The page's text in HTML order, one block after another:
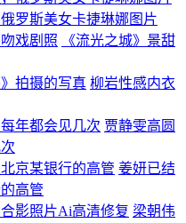
罗斯美女卡捷琳娜图片
《流光之城》景甜
柳岩性感内衣
贾静雯高圆
姜妍已结
高管
梁朝伟